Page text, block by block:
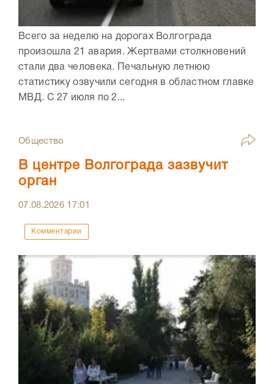
Всего за неделю на дорогах Волгограда
произошла 21 авария. Жертвами столкновений
стали два человека. Печальную летнюю
статистику озвучили сегодня в областном главке
МВД. С 27 июля по 2...
Общество
В центре Волгограда зазвучит
орган
07.08.2026 17:01
Комментарии